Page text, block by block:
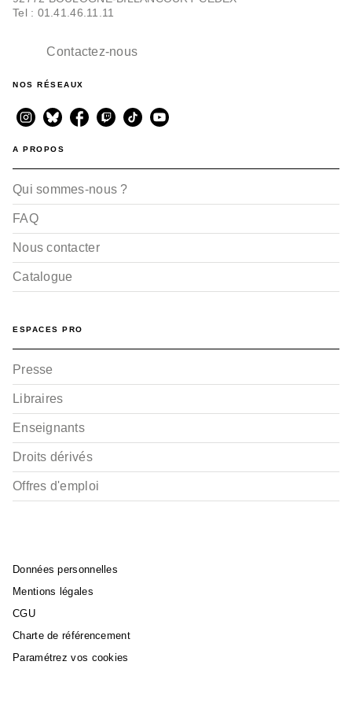
Tel : 01.41.46.11.11
Contactez-nous
NOS RÉSEAUX
A PROPOS
Qui sommes-nous ?
FAQ
Nous contacter
Catalogue
ESPACES PRO
Presse
Libraires
Enseignants
Droits dérivés
Offres d'emploi
Données personnelles
Mentions légales
CGU
Charte de référencement
Paramétrez vos cookies